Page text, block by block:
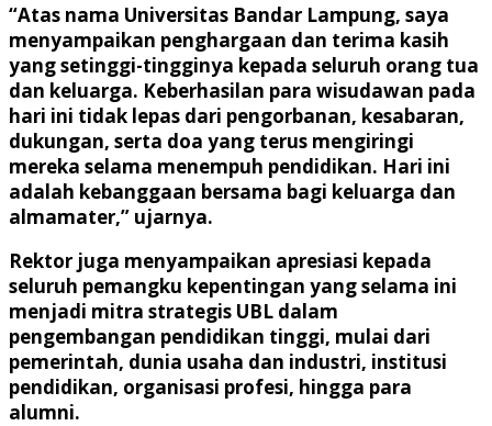
“Atas nama Universitas Bandar Lampung, saya
menyampaikan penghargaan dan terima kasih
yang setinggi-tingginya kepada seluruh orang tua
dan keluarga. Keberhasilan para wisudawan pada
hari ini tidak lepas dari pengorbanan, kesabaran,
dukungan, serta doa yang terus mengiringi
mereka selama menempuh pendidikan. Hari ini
adalah kebanggaan bersama bagi keluarga dan
almamater,” ujarnya.
Rektor juga menyampaikan apresiasi kepada
seluruh pemangku kepentingan yang selama ini
menjadi mitra strategis UBL dalam
pengembangan pendidikan tinggi, mulai dari
pemerintah, dunia usaha dan industri, institusi
pendidikan, organisasi profesi, hingga para
alumni.